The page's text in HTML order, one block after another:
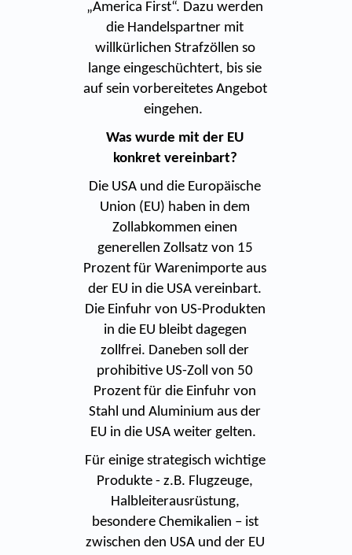
„America First“. Dazu werden
die Handelspartner mit
willkürlichen Strafzöllen so
lange eingeschüchtert, bis sie
auf sein vorbereitetes Angebot
eingehen.
Was wurde mit der EU
konkret vereinbart?
Die USA und die Europäische
Union (EU) haben in dem
Zollabkommen einen
generellen Zollsatz von 15
Prozent für Warenimporte aus
der EU in die USA vereinbart.
Die Einfuhr von US-Produkten
in die EU bleibt dagegen
zollfrei. Daneben soll der
prohibitive US-Zoll von 50
Prozent für die Einfuhr von
Stahl und Aluminium aus der
EU in die USA weiter gelten.
Für einige strategisch wichtige
Produkte - z.B. Flugzeuge,
Halbleiterausrüstung,
besondere Chemikalien – ist
zwischen den USA und der EU